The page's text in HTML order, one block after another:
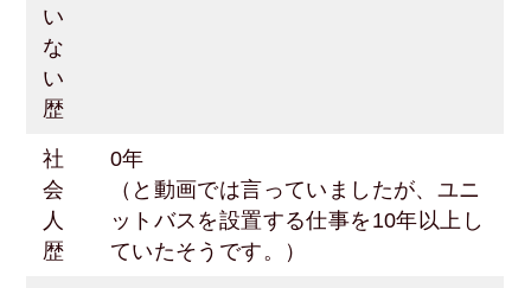
い
な
い
歴
社
会
人
歴
0年
（と動画では言っていましたが、ユニ
ットバスを設置する仕事を10年以上し
ていたそうです。）